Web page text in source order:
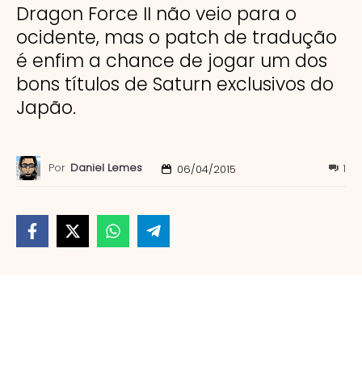
Dragon Force II não veio para o
ocidente, mas o patch de tradução
é enfim a chance de jogar um dos
bons títulos de Saturn exclusivos do
Japão.
Por Daniel Lemes 06/04/2015 1